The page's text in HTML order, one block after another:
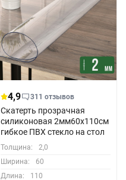
4,9 311 отзывов
Скатерть прозрачная
силиконовая 2мм60x110см
гибкое ПВХ стекло на стол
Толщина:
2,0
Ширина:
60
Длина:
110